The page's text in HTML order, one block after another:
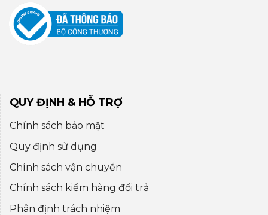
QUY ĐỊNH & HỖ TRỢ
Chính sách bảo mật
Quy định sử dụng
Chính sách vận chuyển
Chính sách kiểm hàng đổi trả
Phân định trách nhiệm